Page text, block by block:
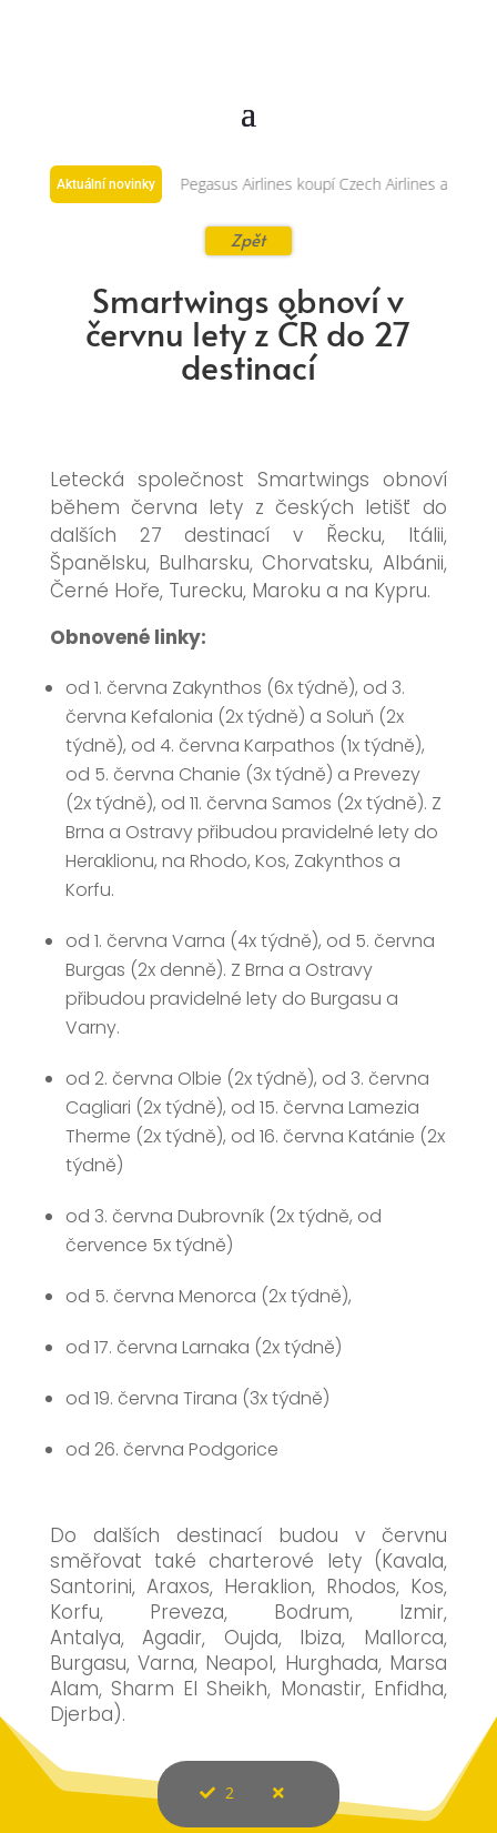
Aktuální novinky
Premium BIZ Seat Pegasus Airlines koupí Czech Airlines a
Zpět
Smartwings obnoví v
červnu lety z ČR do 27
destinací
Letecká společnost Smartwings obnoví
během června lety z českých letišť do
dalších 27 destinací v Řecku, Itálii,
Španělsku, Bulharsku, Chorvatsku, Albánii,
Černé Hoře, Turecku, Maroku a na Kypru.
Obnovené linky:
od 1. června Zakynthos (6x týdně), od 3.
června Kefalonia (2x týdně) a Soluň (2x
týdně), od 4. června Karpathos (1x týdně),
od 5. června Chanie (3x týdně) a Prevezy
(2x týdně), od 11. června Samos (2x týdně). Z
Brna a Ostravy přibudou pravidelné lety do
Heraklionu, na Rhodo, Kos, Zakynthos a
Korfu.
od 1. června Varna (4x týdně), od 5. června
Burgas (2x denně). Z Brna a Ostravy
přibudou pravidelné lety do Burgasu a
Varny.
od 2. června Olbie (2x týdně), od 3. června
Cagliari (2x týdně), od 15. června Lamezia
Therme (2x týdně), od 16. června Katánie (2x
týdně)
od 3. června Dubrovník (2x týdně, od
července 5x týdně)
od 5. června Menorca (2x týdně),
od 17. června Larnaka (2x týdně)
od 19. června Tirana (3x týdně)
od 26. června Podgorice
Do dalších destinací budou v červnu
směřovat také charterové lety (Kavala,
Santorini, Araxos, Heraklion, Rhodos, Kos,
Korfu, Preveza, Bodrum, Izmir,
Antalya, Agadir, Oujda, Ibiza, Mallorca,
Burgasu, Varna, Neapol, Hurghada, Marsa
Alam, Sharm El Sheikh, Monastir, Enfidha,
Djerba).
2